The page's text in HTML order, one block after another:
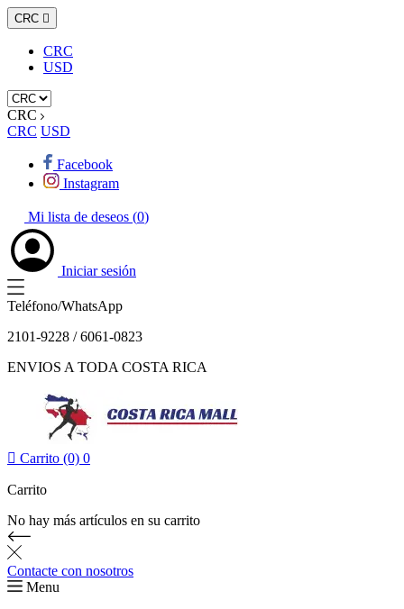
CRC 
CRC
USD
CRC
CRC USD
Facebook
Instagram
Mi lista de deseos (0)
Iniciar sesión
Teléfono/WhatsApp
2101-9228 / 6061-0823
ENVIOS A TODA COSTA RICA
 Carrito (0) 0
Carrito
No hay más artículos en su carrito
Contacte con nosotros
Menu